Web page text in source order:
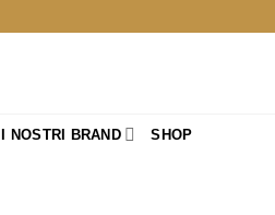
I NOSTRI BRAND SHOP